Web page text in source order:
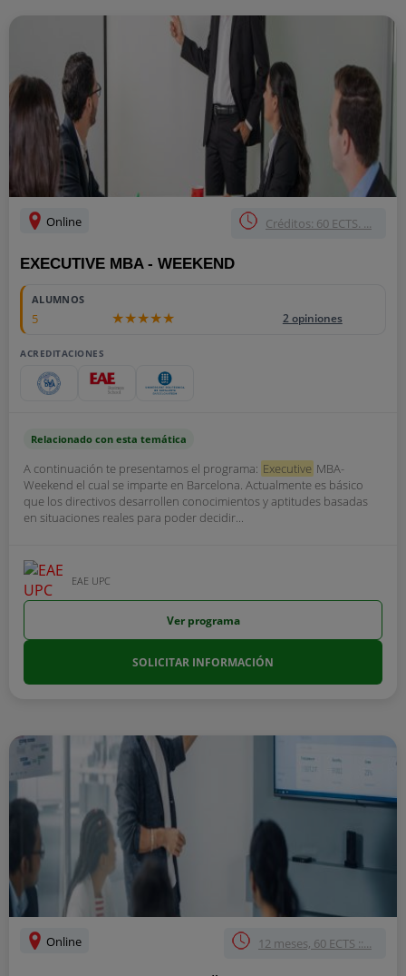
Online Créditos: 60 ECTS. ...
EXECUTIVE MBA - WEEKEND
ALUMNOS
5 2 opiniones
ACREDITACIONES
Relacionado con esta temática
A continuación te presentamos el programa: Executive MBA-
Weekend el cual se imparte en Barcelona. Actualmente es básico
que los directivos desarrollen conocimientos y aptitudes basadas
en situaciones reales para poder decidir...
EAE UPC
Ver programa
SOLICITAR INFORMACIÓN
Online 12 meses, 60 ECTS ::...